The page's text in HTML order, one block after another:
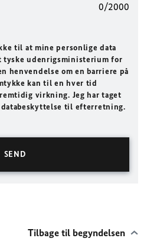
0/2000
til at mine personlige data
tyske udenrigsministerium for
henvendelse om en barriere på
kan til en hver tid
virkning. Jeg har taget
til efterretning.
Tilbage til begyndelsen